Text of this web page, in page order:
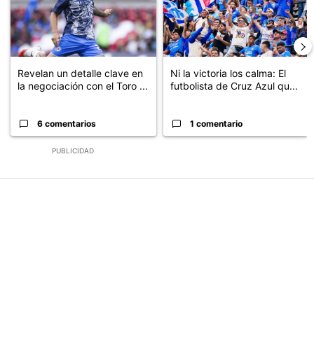
PUBLICIDAD
Revelan un detalle clave en
la negociación con el Toro ...
6 comentarios
Ni la victoria los calma: El
futbolista de Cruz Azul qu...
1 comentario